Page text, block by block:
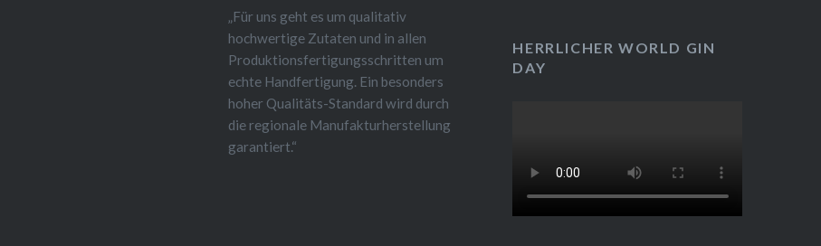
„Für uns geht es um qualitativ
hochwertige Zutaten und in allen
Produktionsfertigungsschritten um
echte Handfertigung. Ein besonders
hoher Qualitäts-Standard wird durch
die regionale Manufakturherstellung
garantiert.“
HERRLICHER WORLD GIN
DAY